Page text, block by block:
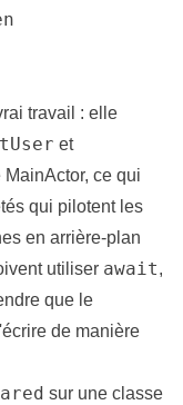
travail : elle
et
ce qui
qui pilotent les
en arrière-plan
utiliser await,
que le
de manière
sur une classe